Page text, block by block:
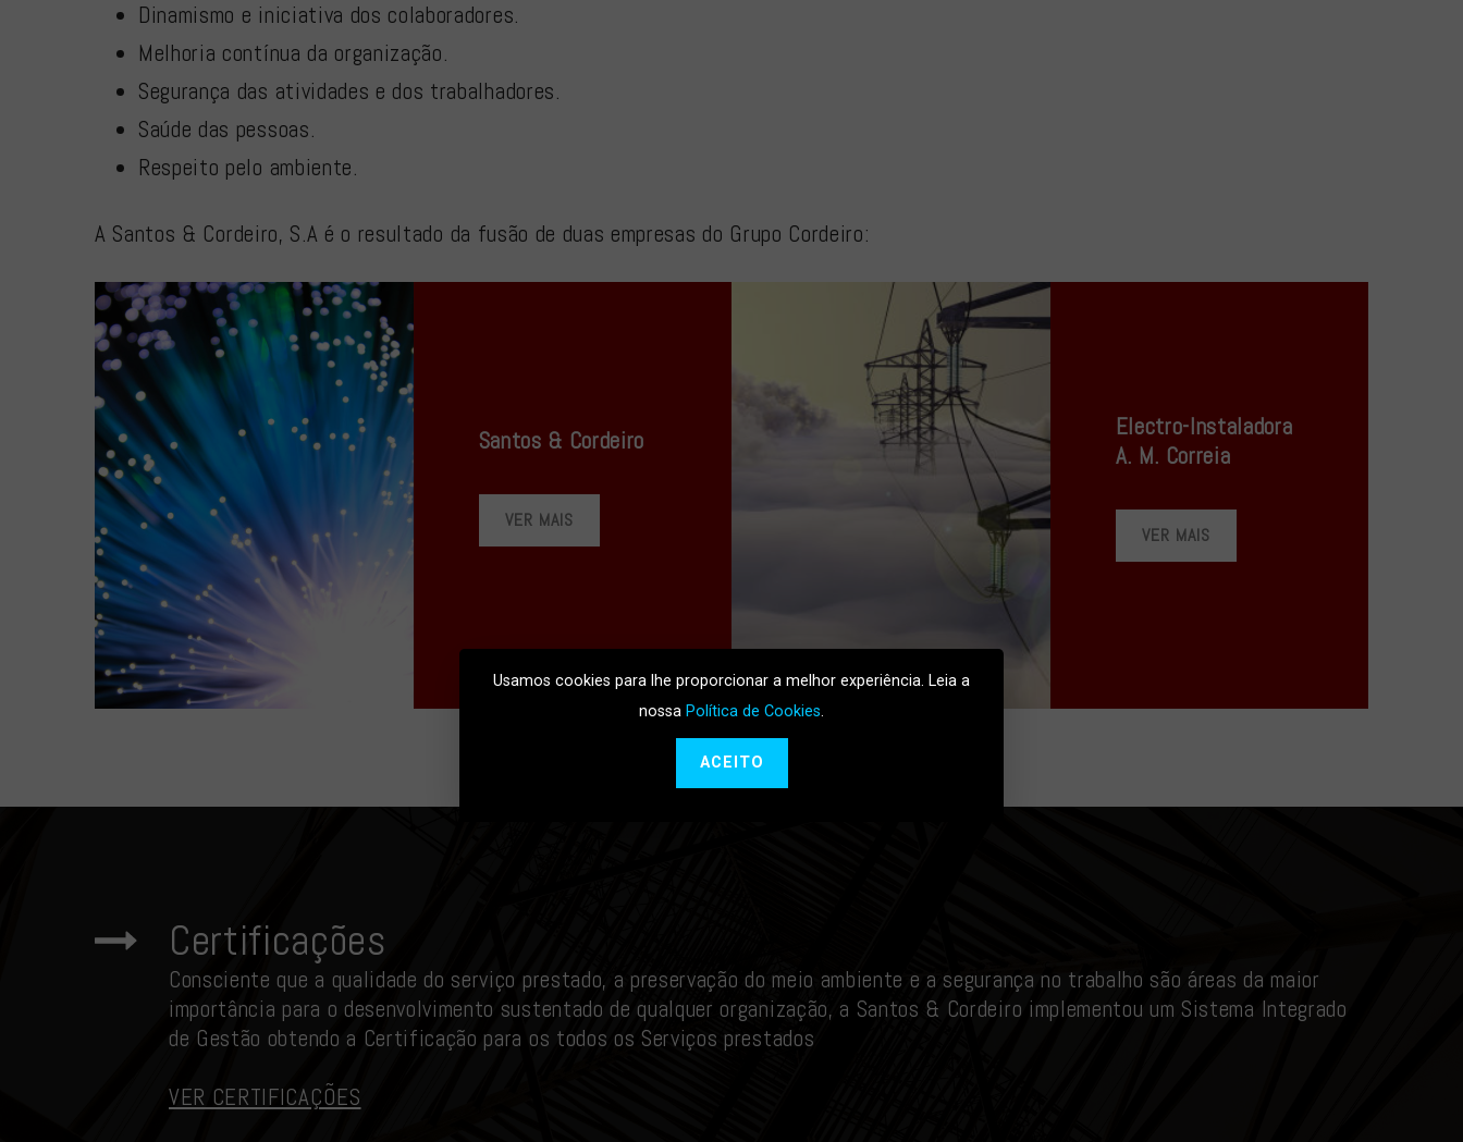
Dinamismo e iniciativa dos colaboradores.
Melhoria contínua da organização.
Segurança das atividades e dos trabalhadores.
Saúde das pessoas.
Respeito pelo ambiente.
A Santos & Cordeiro, S.A é o resultado da fusão de duas empresas do Grupo Cordeiro:
Santos & Cordeiro
VER MAIS
Electro-Instaladora
A. M. Correia
VER MAIS
Certificações
Consciente que a qualidade do serviço prestado, a preservação do meio ambiente e a segurança no trabalho são áreas da maior
importância para o desenvolvimento sustentado de qualquer organização, a Santos & Cordeiro implementou um Sistema Integrado
de Gestão obtendo a Certificação para os todos os Serviços prestados
VER CERTIFICAÇÕES
Usamos cookies para lhe proporcionar a melhor experiência. Leia a
nossa Política de Cookies.
ACEITO